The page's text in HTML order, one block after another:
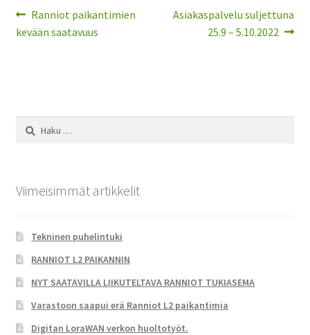
Uuden käyttäjän verifiointi
Artikkelien
selaus
Edellinen
artikkeli
Ranniot paikantimien
kevään saatavuus
Seuraava
artikkeli:
Asiakaspalvelu suljettuna
25.9 – 5.10.2022
Haku:
Viimeisimmät artikkelit
Tekninen puhelintuki
RANNIOT L2 PAIKANNIN
NYT SAATAVILLA LIIKUTELTAVA RANNIOT TUKIASEMA
Varastoon saapui erä Ranniot L2 paikantimia
Digitan LoraWAN verkon huoltotyöt.